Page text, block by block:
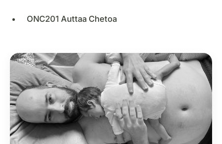
ONC201 Auttaa Chetoa